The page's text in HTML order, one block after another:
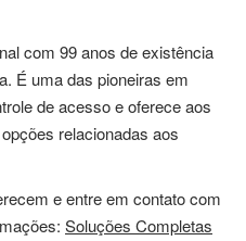
com 99 anos de existência
É uma das pioneiras em
de acesso e oferece aos
relacionadas aos
e entre em contato com
Soluções Completas